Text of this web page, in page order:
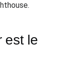
est le